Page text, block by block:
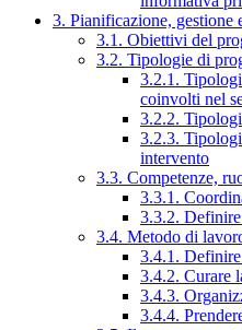
3. Pianificazione, gestione
3.1. Obiettivi del
3.2. Tipologie di
3.2.1.
coinvolti nel
3.2.2.
3.2.3.
intervento
3.3. Competenze,
3.3.1.
3.3.2.
3.4. Metodo di
3.4.1.
3.4.2. Curare
3.4.3.
3.4.4.